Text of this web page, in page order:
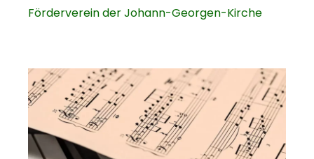
Förderverein der Johann-Georgen-Kirche